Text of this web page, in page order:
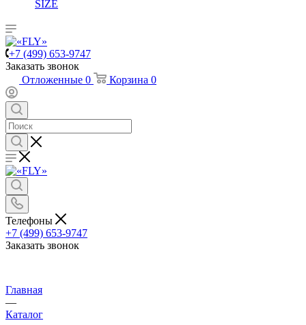
SIZE
+7 (499) 653-9747
Заказать звонок
Отложенные 0 Корзина 0
Телефоны
+7 (499) 653-9747
Заказать звонок
Главная
—
Каталог